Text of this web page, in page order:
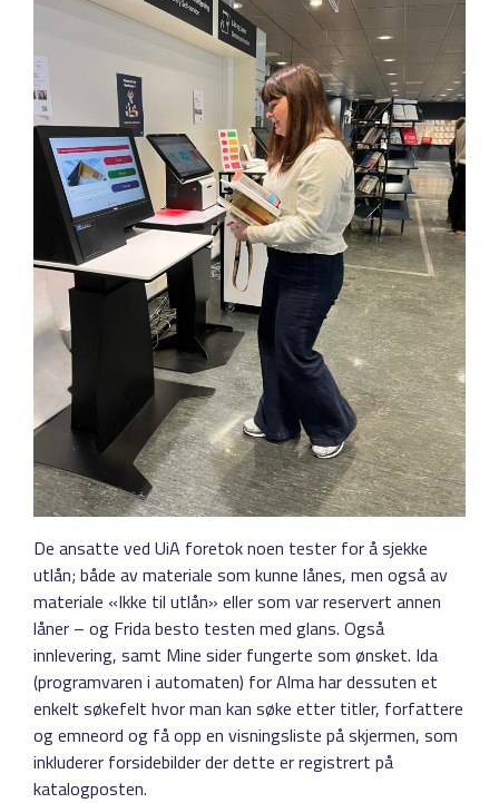
De ansatte ved UiA foretok noen tester for å sjekke
utlån; både av materiale som kunne lånes, men også av
materiale «Ikke til utlån» eller som var reservert annen
låner – og Frida besto testen med glans. Også
innlevering, samt Mine sider fungerte som ønsket. Ida
(programvaren i automaten) for Alma har dessuten et
enkelt søkefelt hvor man kan søke etter titler, forfattere
og emneord og få opp en visningsliste på skjermen, som
inkluderer forsidebilder der dette er registrert på
katalogposten.